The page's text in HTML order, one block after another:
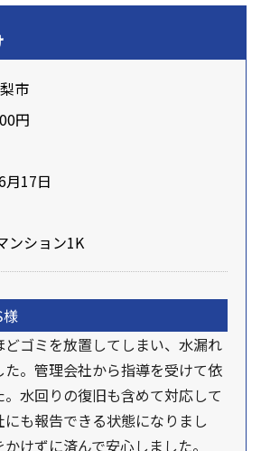
市
円
月17日
ンション1K
様
ゴミを放置してしまい、水漏れ
。管理会社から指導を受けて依
水回りの復旧も含めて対応して
も報告できる状態になりまし
けずに済んで安心しました。